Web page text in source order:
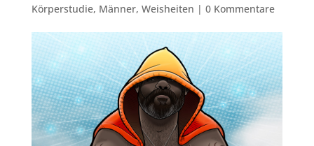
Körperstudie, Männer, Weisheiten | 0 Kommentare